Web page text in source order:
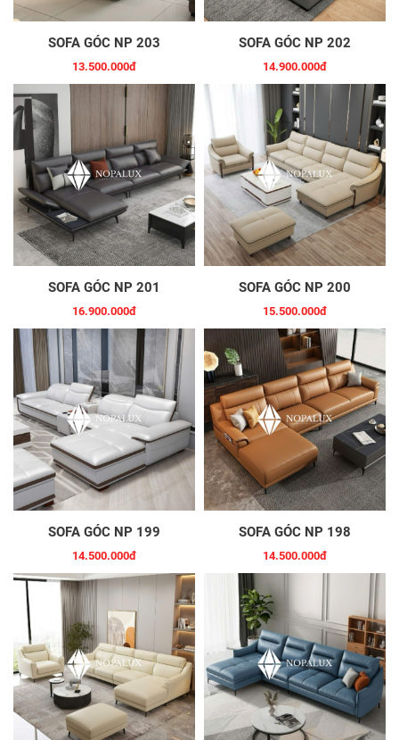
SOFA GÓC NP 203
13.500.000đ
SOFA GÓC NP 202
14.900.000đ
SOFA GÓC NP 201
16.900.000đ
SOFA GÓC NP 200
15.500.000đ
SOFA GÓC NP 199
14.500.000đ
SOFA GÓC NP 198
14.500.000đ